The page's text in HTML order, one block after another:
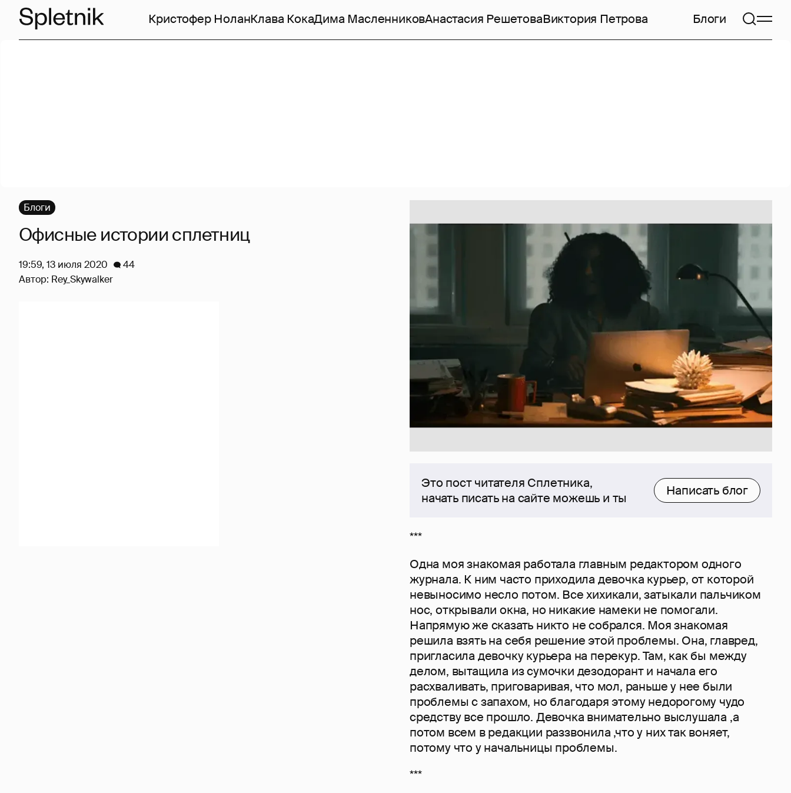
Кристофер НоланКлава КокаДима МасленниковАнастасия РешетоваВиктория Петрова Блоги
Это пост читателя Сплетника,
начать писать на сайте можешь и ты
Написать блог
***
Одна моя знакомая работала главным редактором одного
журнала. К ним часто приходила девочка курьер, от которой
невыносимо несло потом. Все хихикали, затыкали пальчиком
нос, открывали окна, но никакие намеки не помогали.
Напрямую же сказать никто не собрался. Моя знакомая
решила взять на себя решение этой проблемы. Она, главред,
пригласила девочку курьера на перекур. Там, как бы между
делом, вытащила из сумочки дезодорант и начала его
расхваливать, приговаривая, что мол, раньше у нее были
проблемы с запахом, но благодаря этому недорогому чудо
средству все прошло. Девочка внимательно выслушала ,а
потом всем в редакции раззвонила ,что у них так воняет,
потому что у начальницы проблемы.
***
Блоги
Офисные истории сплетниц
19:59, 13 июля 2020
44
Автор: Rey_Skywalker